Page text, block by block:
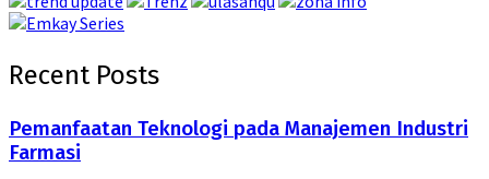
Recent Posts
Pemanfaatan Teknologi pada Manajemen Industri
Farmasi